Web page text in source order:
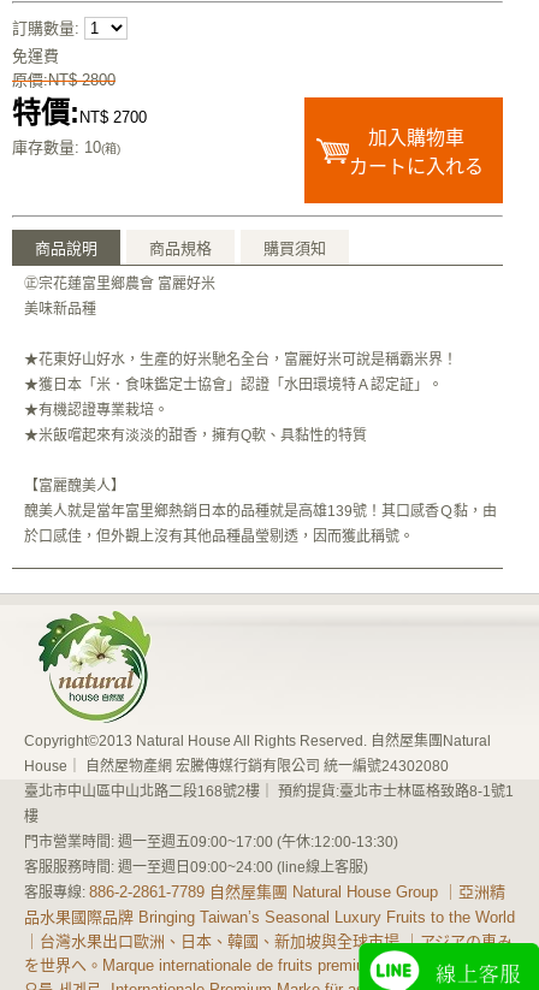
訂購數量:
免運費
原價:NT$ 2800
特價: NT$ 2700
庫存數量: 10(箱)
加入購物車
カートに入れる
商品說明 商品規格 購買須知
㊣宗花蓮富里鄉農會 富麗好米
美味新品種
★花東好山好水，生產的好米馳名全台，富麗好米可說是稱霸米界！
★獲日本「米．食味鑑定士協會」認證「水田環境特Ａ認定証」。
★有機認證專業栽培。
★米飯嚐起來有淡淡的甜香，擁有Q軟、具黏性的特質
【富麗醜美人】
醜美人就是當年富里鄉熱銷日本的品種就是高雄139號！其口感香Ｑ黏，由
於口感佳，但外觀上沒有其他品種晶瑩剔透，因而獲此稱號。
Copyright©2013 Natural House All Rights Reserved. 自然屋集團Natural
House｜ 自然屋物產網 宏騰傳媒行銷有限公司 統一編號24302080
臺北市中山區中山北路二段168號2樓｜ 預約提貨:臺北市士林區格致路8-1號1
樓
門市營業時間: 週一至週五09:00~17:00 (午休:12:00-13:30)
客服服務時間: 週一至週日09:00~24:00 (line線上客服)
客服專線: 886-2-2861-7789 自然屋集團 Natural House Group ｜亞洲精
品水果國際品牌 Bringing Taiwan’s Seasonal Luxury Fruits to the World
｜台灣水果出口歐洲、日本、韓國、新加坡與全球市場 ｜アジアの恵み
を世界へ。Marque internationale de fruits premium d'Asie 아시아의 풍